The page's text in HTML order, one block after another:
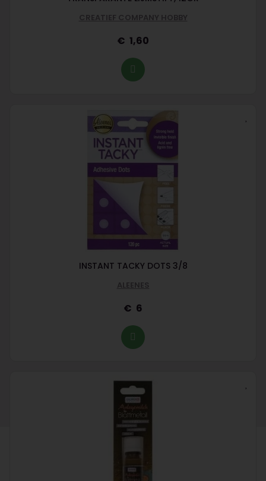
CREATIEF COMPANY HOBBY
1,60
INSTANT TACKY DOTS 3/8
ALEENES
6